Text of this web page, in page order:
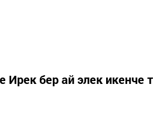
бер ай элек икенче